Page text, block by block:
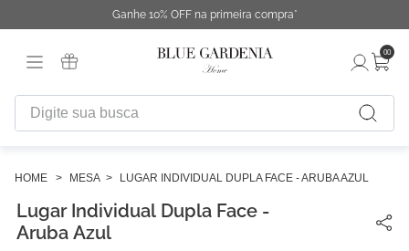
Ganhe 10% OFF na primeira compra*
00
Digite sua busca
MESA LUGAR INDIVIDUAL DUPLA FACE - ARUBA AZUL
Lugar Individual Dupla Face -
Aruba Azul
1º
fronha
2
duvet